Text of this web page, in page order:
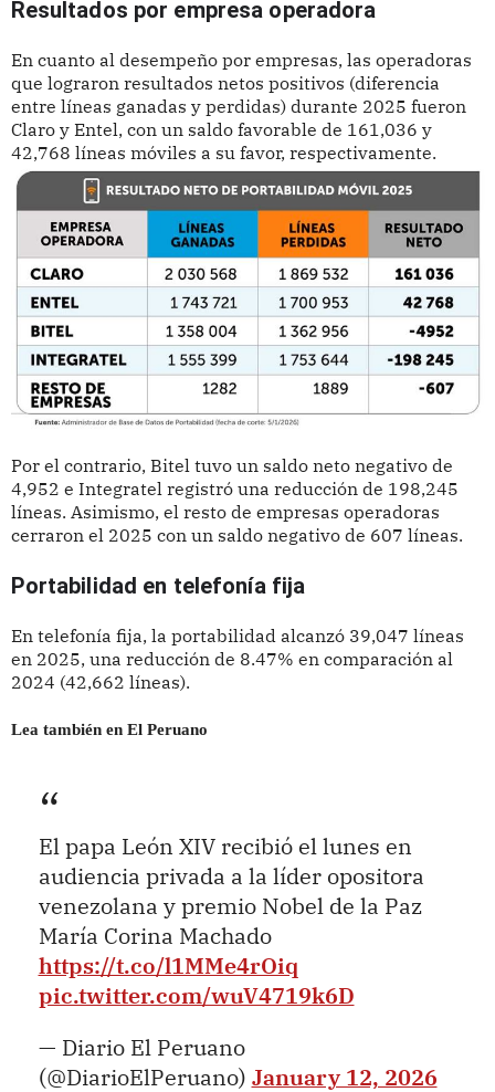
Resultados por empresa operadora
En cuanto al desempeño por empresas, las operadoras
que lograron resultados netos positivos (diferencia
entre líneas ganadas y perdidas) durante 2025 fueron
Claro y Entel, con un saldo favorable de 161,036 y
42,768 líneas móviles a su favor, respectivamente.
Por el contrario, Bitel tuvo un saldo neto negativo de
4,952 e Integratel registró una reducción de 198,245
líneas. Asimismo, el resto de empresas operadoras
cerraron el 2025 con un saldo negativo de 607 líneas.
Portabilidad en telefonía fija
En telefonía fija, la portabilidad alcanzó 39,047 líneas
en 2025, una reducción de 8.47% en comparación al
2024 (42,662 líneas).
Lea también en El Peruano
El papa León XIV recibió el lunes en
audiencia privada a la líder opositora
venezolana y premio Nobel de la Paz
María Corina Machado
https://t.co/l1MMe4rOiq
pic.twitter.com/wuV4719k6D
— Diario El Peruano
(@DiarioElPeruano) January 12, 2026